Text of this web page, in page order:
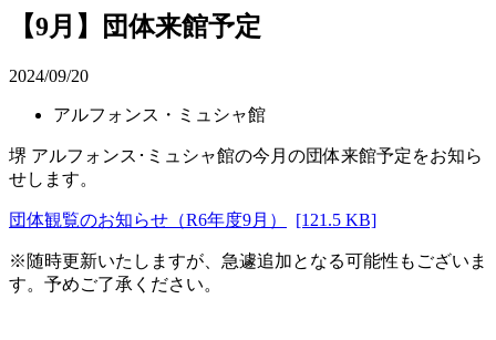
【9月】団体来館予定
2024/09/20
アルフォンス・ミュシャ館
堺 アルフォンス･ミュシャ館の今月の団体来館予定をお知ら
せします。
団体観覧のお知らせ（R6年度9月） [121.5 KB]
※随時更新いたしますが、急遽追加となる可能性もございま
す。予めご了承ください。